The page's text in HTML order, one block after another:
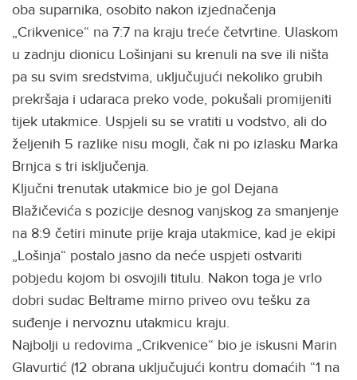
oba suparnika, osobito nakon izjednačenja
„Crikvenice“ na 7:7 na kraju treće četvrtine. Ulaskom
u zadnju dionicu Lošinjani su krenuli na sve ili ništa
pa su svim sredstvima, uključujući nekoliko grubih
prekršaja i udaraca preko vode, pokušali promijeniti
tijek utakmice. Uspjeli su se vratiti u vodstvo, ali do
željenih 5 razlike nisu mogli, čak ni po izlasku Marka
Brnjca s tri isključenja.
Ključni trenutak utakmice bio je gol Dejana
Blažičevića s pozicije desnog vanjskog za smanjenje
na 8:9 četiri minute prije kraja utakmice, kad je ekipi
„Lošinja“ postalo jasno da neće uspjeti ostvariti
pobjedu kojom bi osvojili titulu. Nakon toga je vrlo
dobri sudac Beltrame mirno priveo ovu tešku za
suđenje i nervoznu utakmicu kraju.
Najbolji u redovima „Crikvenice“ bio je iskusni Marin
Glavurtić (12 obrana uključujući kontru domaćih “1 na